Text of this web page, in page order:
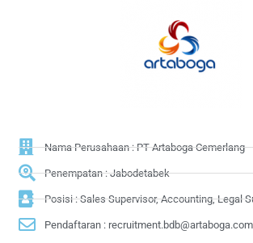
Nama Perusahaan : PT Artaboga Cemerlang
Penempatan : Jabodetabek
Posisi : Sales Supervisor, Accounting, Legal
Pendaftaran : recruitment.bdb@artaboga.com